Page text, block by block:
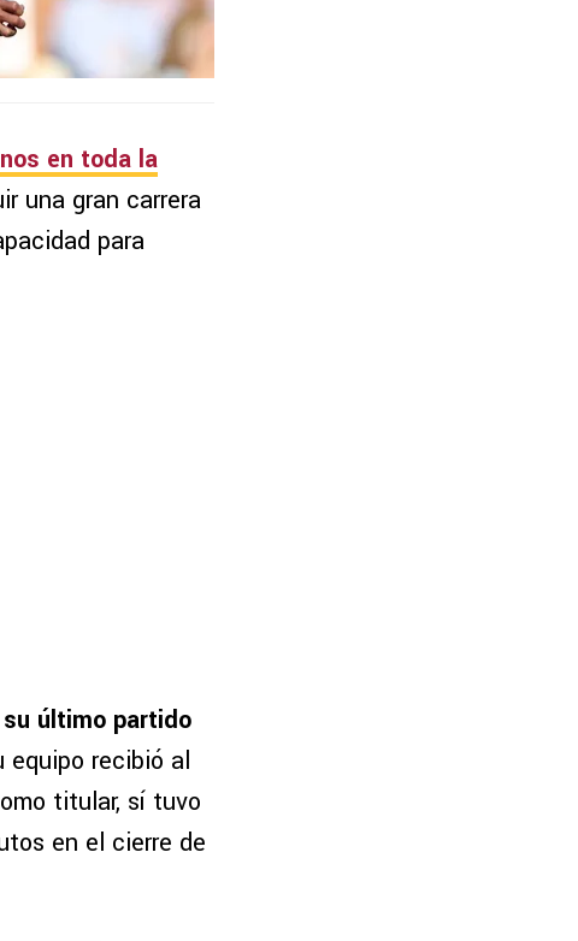
en toda la
una gran carrera
para
último partido
equipo recibió al
titular, sí tuvo
en el cierre de